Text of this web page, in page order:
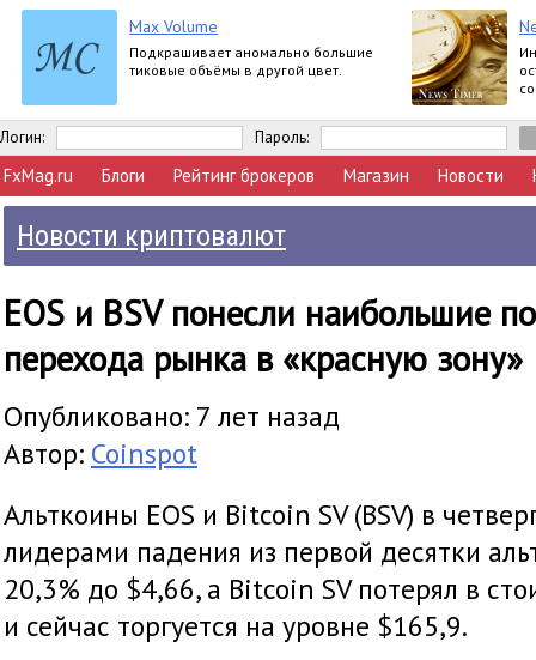
Max Volume
Подкрашивает аномально большие
тиковые объёмы в другой цвет.
Логин: Пароль:
FxMag.ru Блоги Рейтинг брокеров Магазин Новости
Новости криптовалют
EOS и BSV понесли наибольшие
перехода рынка в «красную зону»
Опубликовано: 7 лет назад
Автор: Coinspot
Альткоины EOS и Bitcoin SV (BSV) в
лидерами падения из первой десятки
20,3% до $4,66, а Bitcoin SV потерял в
и сейчас торгуется на уровне $165,9.